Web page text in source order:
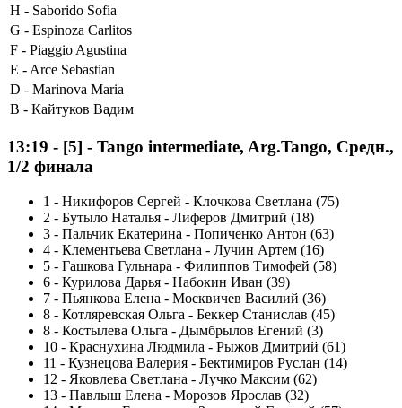
H - Saborido Sofia
G - Espinoza Carlitos
F - Piaggio Agustina
E - Arce Sebastian
D - Marinova Maria
B - Кайтуков Вадим
13:19 - [5] - Tango intermediate, Arg.Tango, Средн.,
1/2 финала
1 - Никифоров Сергей - Клочкова Светлана (75)
2 - Бутыло Наталья - Лиферов Дмитрий (18)
3 - Пальчик Екатерина - Попиченко Антон (63)
4 - Клементьева Светлана - Лучин Артем (16)
5 - Гашкова Гульнара - Филиппов Тимофей (58)
6 - Курилова Дарья - Набокин Иван (39)
7 - Пьянкова Елена - Москвичев Василий (36)
8 - Котляревская Ольга - Беккер Станислав (45)
8 - Костылева Ольга - Дымбрылов Егений (3)
10 - Краснухина Людмила - Рыжов Дмитрий (61)
11 - Кузнецова Валерия - Бектимиров Руслан (14)
12 - Яковлева Светлана - Лучко Максим (62)
13 - Павлыш Елена - Морозов Ярослав (32)